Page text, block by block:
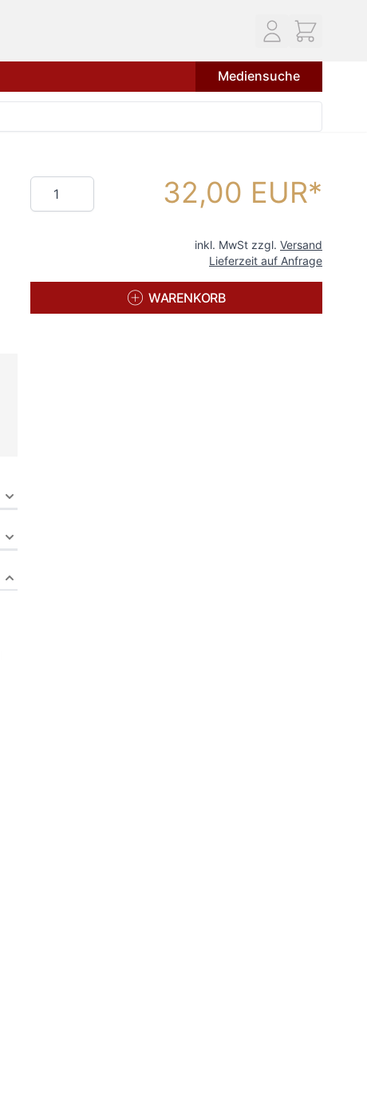
Mediensuche
Menge 32,00 EUR
inkl. MwSt zzgl. Versand
Lieferzeit auf Anfrage
WARENKORB